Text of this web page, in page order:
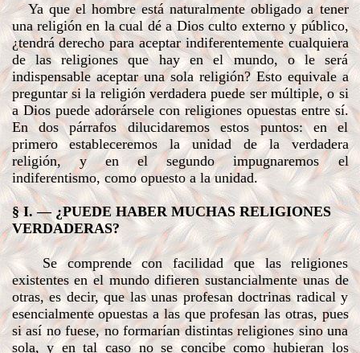
Ya que el hombre está naturalmente obligado a tener
una religión en la cual dé a Dios culto externo y público,
¿tendrá derecho para aceptar indiferentemente cualquiera
de las religiones que hay en el mundo, o le será
indispensable aceptar una sola religión? Esto equivale a
preguntar si la religión verdadera puede ser múltiple, o si
a Dios puede adorársele con religiones opuestas entre sí.
En dos párrafos dilucidaremos estos puntos: en el
primero estableceremos la unidad de la verdadera
religión, y en el segundo impugnaremos el
indiferentismo, como opuesto a la unidad.
§ I. — ¿PUEDE HABER MUCHAS RELIGIONES
VERDADERAS?
Se comprende con facilidad que las religiones
existentes en el mundo difieren sustancialmente unas de
otras, es decir, que las unas profesan doctrinas radical y
esencialmente opuestas a las que profesan las otras, pues
si así no fuese, no formarían distintas religiones sino una
sola, y en tal caso no se concibe como hubieran los